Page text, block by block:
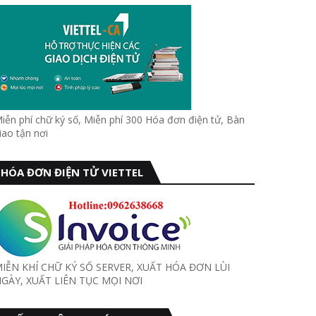
phí chữ ký số, Miễn phí 300 Hóa đơn điện tử, Bàn
tận nơi
HÓA ĐƠN ĐIỆN TỬ VIETTEL
KHÍ CHỮ KÝ SỐ SERVER, XUẤT HÓA ĐƠN LÙI
XUẤT LIÊN TỤC MỌI NƠI